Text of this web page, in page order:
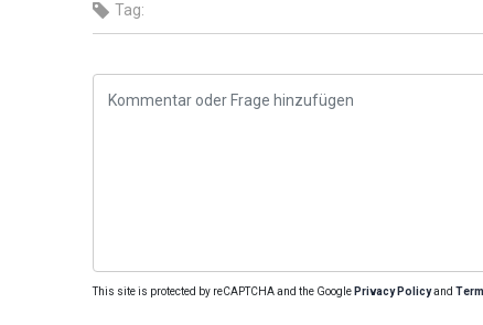
Tag:
This site is protected by reCAPTCHA and the Google Privacy Policyand